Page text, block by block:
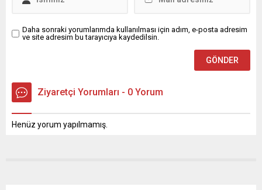
Daha sonraki yorumlarımda kullanılması için adım, e-posta adresim
ve site adresim bu tarayıcıya kaydedilsin.
Ziyaretçi Yorumları - 0 Yorum
Henüz yorum yapılmamış.